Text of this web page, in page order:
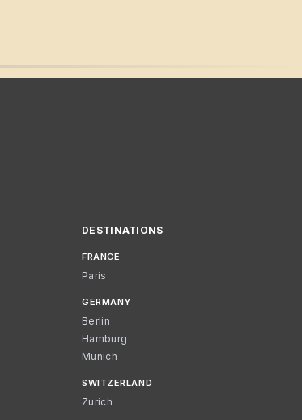
DESTINATIONS
FRANCE
Paris
GERMANY
Berlin
Hamburg
Munich
SWITZERLAND
Zurich